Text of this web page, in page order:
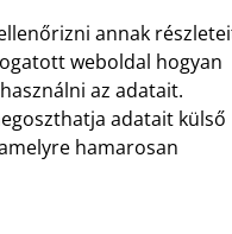
annak
weboldal hogyan
az adatait.
adatait külső
hamarosan